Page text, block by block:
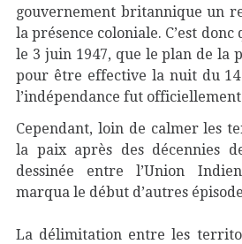
gouvernement britannique un
la présence coloniale. C’est donc
le 3 juin 1947, que le plan de la
pour être effective la nuit du
l’indépendance fut
Cependant, loin de calmer les
la paix après des décennies
dessinée entre l’Union
marqua le début d’autres
La délimitation entre les